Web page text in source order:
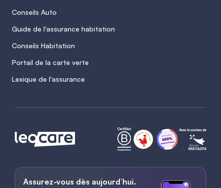
Conseils Auto
Guide de l'assurance habitation
Conseils Habitation
Portail de la carte verte
Lexique de l'assurance
Assurez-vous dès aujourd’hui.